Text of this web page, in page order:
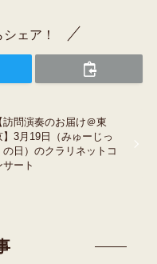
ェア！
訪問演奏のお届け＠東
】3月19日（みゅーじっ
の日）のクラリネットコ
サート